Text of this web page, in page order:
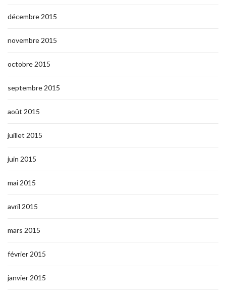
décembre 2015
novembre 2015
octobre 2015
septembre 2015
août 2015
juillet 2015
juin 2015
mai 2015
avril 2015
mars 2015
février 2015
janvier 2015